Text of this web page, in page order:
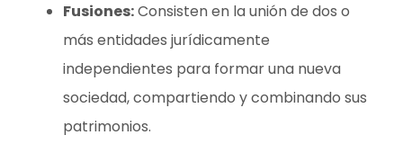
Fusiones:Consisten en la unión de dos o
más entidades jurídicamente
independientes para formar una nueva
sociedad, compartiendo y combinando sus
patrimonios.